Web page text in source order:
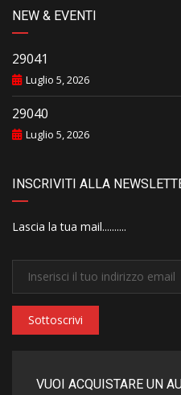
NEW & EVENTI
29041
Luglio 5, 2026
29040
Luglio 5, 2026
INSCRIVITI ALLA
Lascia la tua mail..........
Sottoscrivi
VUOI ACQUISTARE UN